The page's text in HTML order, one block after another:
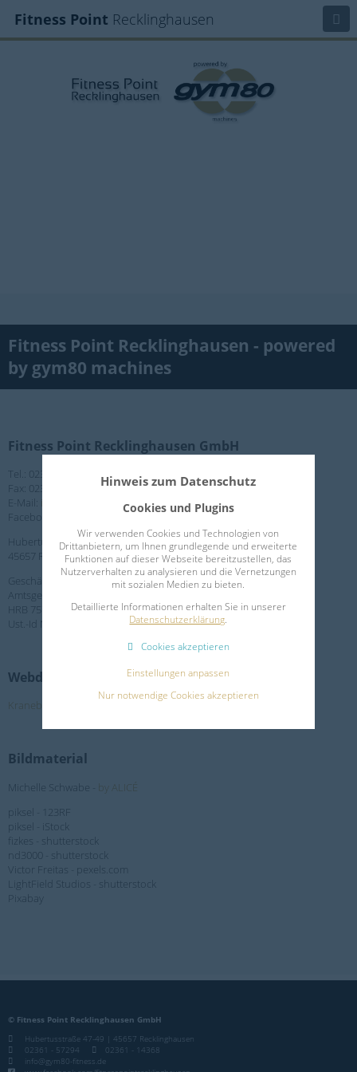
Fitness Point Recklinghausen
Fitness Point Recklinghausen - powered
by gym80 machines
Fitness Point Recklinghausen GmbH
Tel.: 02361 - 57294
Fax: 02361 - 14368
E-Mail:
info@gym80-fitness.de
Facebook:
www.facebook.com/fitnesspointrecklinghausen/
Hubertusstraße 47-49
45657 Recklinghausen
Geschäftsführer: Bernd Hennigfeld
Amtsgericht Recklinghausen
HRB 7576
Ust.-Id Nr: DE304941092
Webdevelopment
Kraneburg Productions
Bildmaterial
Michelle Schwabe - by ALICÉ
piksel - 123RF
piksel - iStock
fizkes - shutterstock
nd3000 - shutterstock
Victor Freitas - pexels.com
LightField Studios - shutterstock
Pixabay
© Fitness Point Recklinghausen GmbH
Hubertusstraße 47-49 | 45657 Recklinghausen
02361 - 57294
02361 - 14368
info@gym80-fitness.de
Hinweis zum Datenschutz
Cookies und Plugins
Wir verwenden Cookies und Technologien von
Drittanbietern, um Ihnen grundlegende und erweiterte
Funktionen auf dieser Webseite bereitzustellen, das
Nutzerverhalten zu analysieren und die Vernetzungen
mit sozialen Medien zu bieten.
Detaillierte Informationen erhalten Sie in unserer
Datenschutzerklärung
Cookies akzeptieren
Einstellungen anpassen
Nur notwendige Cookies akzeptieren